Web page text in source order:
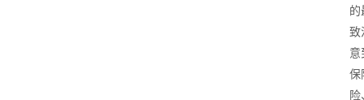
的
致
意
保